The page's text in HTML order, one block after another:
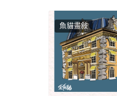
魚貓畫敍